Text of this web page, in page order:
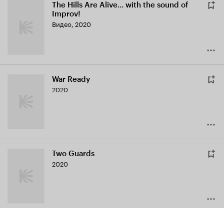
The Hills Are Alive... with the sound of
Improv!
Видео, 2020
War Ready
2020
Two Guards
2020